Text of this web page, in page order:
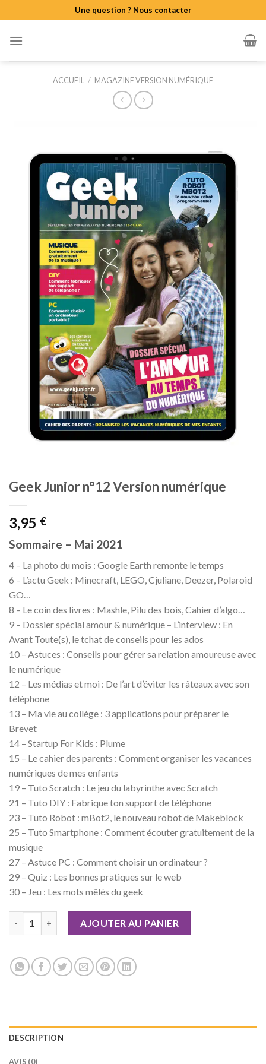
to
content
Une question ? Nous contacter
ACCUEIL / MAGAZINE VERSION NUMÉRIQUE
Geek Junior n°12 Version numérique
3,95 €
Sommaire – Mai 2021
4 – La photo du mois : Google Earth remonte le temps
6 – L’actu Geek : Minecraft, LEGO, Cjuliane, Deezer, Polaroid
GO…
8 – Le coin des livres : Mashle, Pilu des bois, Cahier d’algo…
9 – Dossier spécial amour & numérique – L’interview : En
Avant Toute(s), le tchat de conseils pour les ados
10 – Astuces : Conseils pour gérer sa relation amoureuse avec
le numérique
12 – Les médias et moi : De l’art d’éviter les râteaux avec son
téléphone
13 – Ma vie au collège : 3 applications pour préparer le
Brevet
14 – Startup For Kids : Plume
15 – Le cahier des parents : Comment organiser les vacances
numériques de mes enfants
19 – Tuto Scratch : Le jeu du labyrinthe avec Scratch
21 – Tuto DIY : Fabrique ton support de téléphone
23 – Tuto Robot : mBot2, le nouveau robot de Makeblock
25 – Tuto Smartphone : Comment écouter gratuitement de la
musique
27 – Astuce PC : Comment choisir un ordinateur ?
29 – Quiz : Les bonnes pratiques sur le web
30 – Jeu : Les mots mêlés du geek
AJOUTER AU PANIER
DESCRIPTION
AVIS (0)